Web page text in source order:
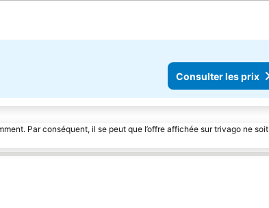
Consulter les prix
Par conséquent, il se peut que l’offre affichée sur trivago ne soit